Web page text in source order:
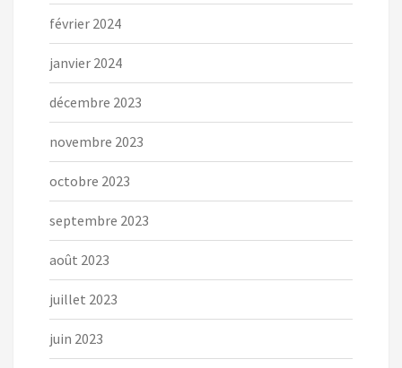
février 2024
janvier 2024
décembre 2023
novembre 2023
octobre 2023
septembre 2023
août 2023
juillet 2023
juin 2023